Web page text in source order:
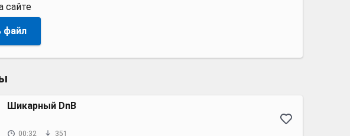
сайте
файл
Шикарный DnB
00:32 351